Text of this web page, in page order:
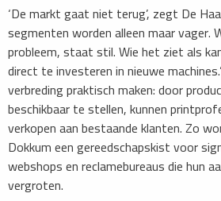
‘De markt gaat niet terug’, zegt De
segmenten worden alleen maar vager.
probleem, staat stil. Wie het ziet als
direct te investeren in nieuwe
verbreding praktisch maken: door
beschikbaar te stellen, kunnen
verkopen aan bestaande klanten. Zo
Dokkum een gereedschapskist voor
webshops en reclamebureaus die hun
vergroten.